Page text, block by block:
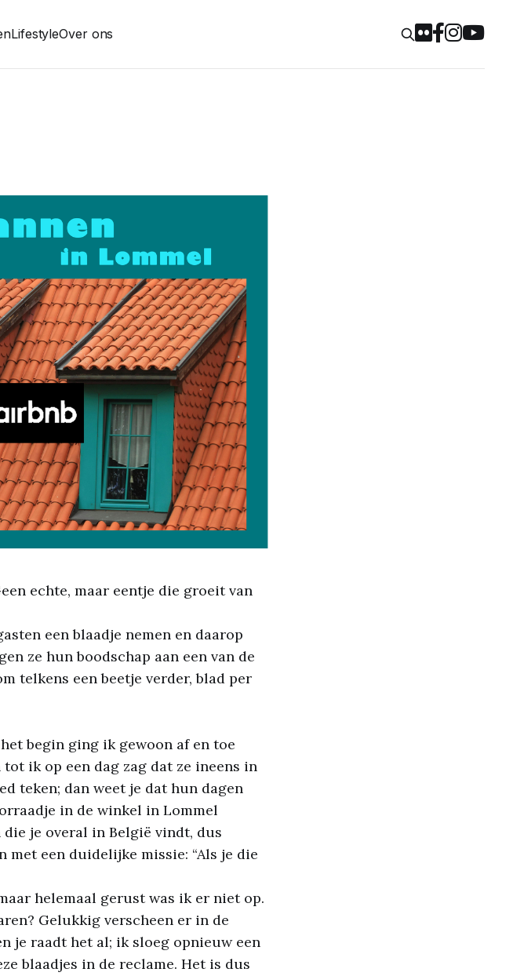
LifestyleOver ons
echte, maar eentje die groeit van
een blaadje nemen en daarop
ze hun boodschap aan een van de
telkens een beetje verder, blad per
begin ging ik gewoon af en toe
ik op een dag zag dat ze ineens in
teken; dan weet je dat hun dagen
in de winkel in Lommel
je overal in België vindt, dus
met een duidelijke missie: “Als je die
helemaal gerust was ik er niet op.
Gelukkig verscheen er in de
je raadt het al; ik sloeg opnieuw een
blaadjes in de reclame. Het is dus